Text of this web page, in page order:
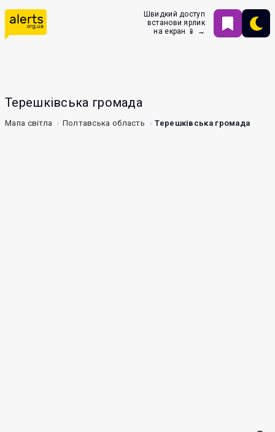
Швидкий доступ
встанови ярлик
на екран 📱 →
Терешківська громада
Мапа світла Полтавська область Терешківська громада